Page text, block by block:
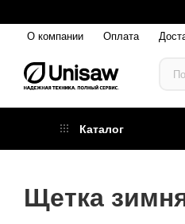
О компании Оплата
Каталог
Щетка